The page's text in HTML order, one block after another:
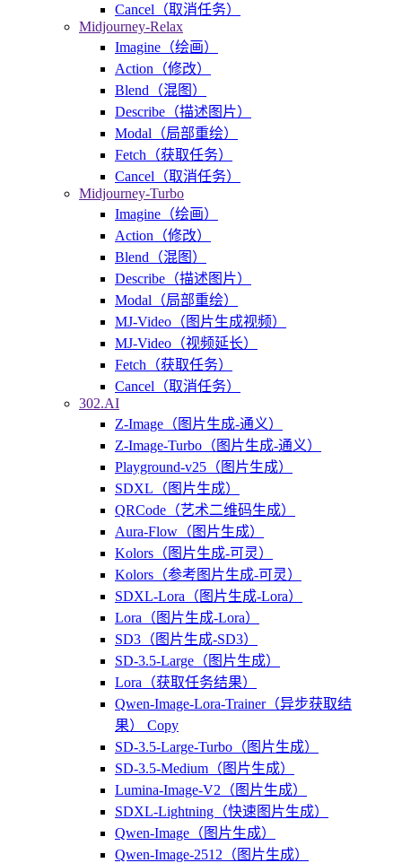
Cancel（取消任务）
Midjourney-Relax
Imagine（绘画）
Action（修改）
Blend（混图）
Describe（描述图片）
Modal（局部重绘）
Fetch（获取任务）
Cancel（取消任务）
Midjourney-Turbo
Imagine（绘画）
Action（修改）
Blend（混图）
Describe（描述图片）
Modal（局部重绘）
MJ-Video（图片生成视频）
MJ-Video（视频延长）
Fetch（获取任务）
Cancel（取消任务）
302.AI
Z-Image（图片生成-通义）
Z-Image-Turbo（图片生成-通义）
Playground-v25（图片生成）
SDXL（图片生成）
QRCode（艺术二维码生成）
Aura-Flow（图片生成）
Kolors（图片生成-可灵）
Kolors（参考图片生成-可灵）
SDXL-Lora（图片生成-Lora）
Lora（图片生成-Lora）
SD3（图片生成-SD3）
SD-3.5-Large（图片生成）
Lora（获取任务结果）
Qwen-Image-Lora-Trainer（异步获取结
果） Copy
SD-3.5-Large-Turbo（图片生成）
SD-3.5-Medium（图片生成）
Lumina-Image-V2（图片生成）
SDXL-Lightning（快速图片生成）
Qwen-Image（图片生成）
Qwen-Image-2512（图片生成）